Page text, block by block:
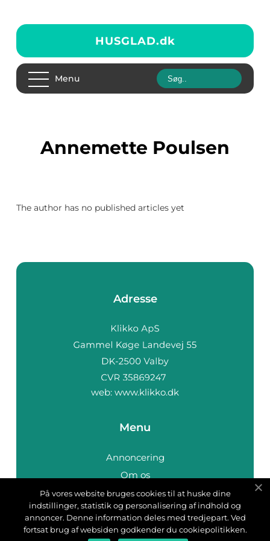
HUSGLAD.dk
Menu
Annemette Poulsen
The author has no published articles yet
Adresse
web: www.klikko.dk
Menu
Annoncering
Om os
Cookies
Kontakt os
Sitemap
På vores website bruges cookies til at huske dine
indstillinger, statistik og personalisering af indhold og
annoncer. Denne information deles med tredjepart. Ved
fortsat brug af websiden godkender du cookiepolitikken.